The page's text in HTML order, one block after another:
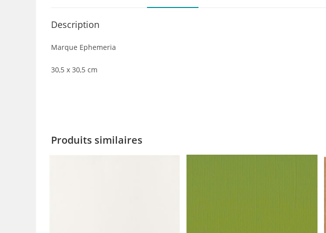
Description
Marque Ephemeria
30,5 x 30,5 cm
Produits similaires